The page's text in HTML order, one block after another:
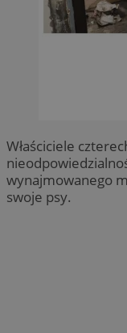
Właściciele
wynajmowanego
swoje psy.